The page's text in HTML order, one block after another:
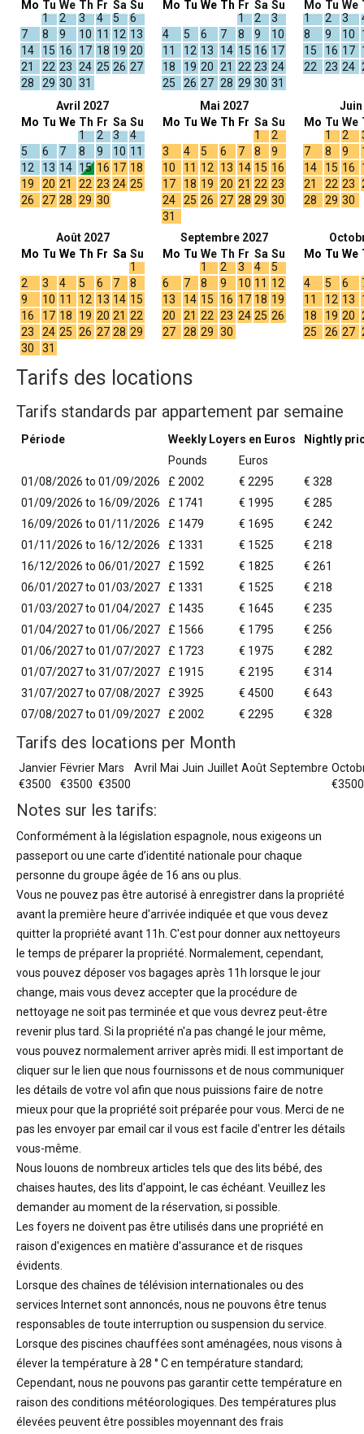
Mo Tu
1
We
2
Th
3
Fr
4
Sa
5
Su
6
7
8 9 10 11 12 13
14
15 16 17 18 19 20
21
22 23 24 25 26 27
28
29 30 31
Mo Tu We Th Fr
1
Sa
2
Su
3
4
5 6 7 8 9
10
11
12 13 14 15 16 17
18
19 20 21 22 23 24
25
26 27 28 29 30 31
Mo
1
Tu
2
We
3
8
9 10
15
16 17
22
23 24
Avril 2027
Mo Tu We Th
1
Fr
2
Sa
3
Su
4
5
6 7 8 9 10 11
12
13 14 15 16 17 18
19
20 21 22 23 24 25
26
27 28 29 30
Mai 2027
Mo Tu We Th Fr Sa
1
Su
2
3
4 5 6 7 8
9
10
11 12 13 14 15 16
17
18 19 20 21 22 23
24
25 26 27 28 29 30
31
Juin
Mo Tu
1
We
2
7
8 9
14
15 16
21
22 23
28
29 30
Août 2027
Mo Tu We Th Fr Sa Su
1
2
3 4 5 6 7
8
9
10 11 12 13 14 15
16
17 18 19 20 21 22
23
24 25 26 27 28 29
30
31
Septembre 2027
Mo Tu We
1
Th
2
Fr
3
Sa
4
Su
5
6
7 8 9 10 11 12
13
14 15 16 17 18 19
20
21 22 23 24 25 26
27
28 29 30
Mo Tu We
4 5 6
11
12 13
18
19 20
25
26 27
Tarifs des locations
Tarifs standards par appartement par semaine
Période Weekly Loyers en Euros
Nightly
Pounds
Euros
01/08/2026 to 01/09/2026
£ 2002 € 2295
€ 328
01/09/2026 to 16/09/2026
£ 1741 € 1995
€ 285
16/09/2026 to 01/11/2026
£ 1479 € 1695
€ 242
01/11/2026 to 16/12/2026
£ 1331 € 1525
€ 218
16/12/2026 to 06/01/2027
£ 1592 € 1825
€ 261
06/01/2027 to 01/03/2027
£ 1331 € 1525
€ 218
01/03/2027 to 01/04/2027
£ 1435 € 1645
€ 235
01/04/2027 to 01/06/2027
£ 1566 € 1795
€ 256
01/06/2027 to 01/07/2027
£ 1723 € 1975
€ 282
01/07/2027 to 31/07/2027
£ 1915 € 2195
€ 314
31/07/2027 to 07/08/2027
£ 3925 € 4500
€ 643
07/08/2027 to 01/09/2027
£ 2002 € 2295 € 328
Tarifs des locations per Month
Janvier Fëvrier Mars Avril Mai Juin Juillet Août Septembre
€3500
€3500 €3500 €3500
Notes sur les tarifs:
Conformément à la législation espagnole, nous exigeons un
passeport ou une carte d’identité nationale pour chaque
personne du groupe âgée de 16 ans ou plus.
Vous ne pouvez pas être autorisé à enregistrer dans la propriété
avant la première heure d'arrivée indiquée et que vous devez
quitter la propriété avant 11h. C'est pour donner aux nettoyeurs
le temps de préparer la propriété. Normalement, cependant,
vous pouvez déposer vos bagages après 11h lorsque le jour
change, mais vous devez accepter que la procédure de
nettoyage ne soit pas terminée et que vous devrez peut-être
revenir plus tard. Si la propriété n'a pas changé le jour même,
vous pouvez normalement arriver après midi. Il est important de
cliquer sur le lien que nous fournissons et de nous communiquer
les détails de votre vol afin que nous puissions faire de notre
mieux pour que la propriété soit préparée pour vous. Merci de ne
pas les envoyer par email car il vous est facile d'entrer les détails
vous-même.
Nous louons de nombreux articles tels que des lits bébé, des
chaises hautes, des lits d'appoint, le cas échéant. Veuillez les
demander au moment de la réservation, si possible.
Les foyers ne doivent pas être utilisés dans une propriété en
raison d'exigences en matière d'assurance et de risques
évidents.
Lorsque des chaînes de télévision internationales ou des
services Internet sont annoncés, nous ne pouvons être tenus
responsables de toute interruption ou suspension du service.
Lorsque des piscines chauffées sont aménagées, nous visons à
élever la température à 28 ° C en température standard;
Cependant, nous ne pouvons pas garantir cette température en
raison des conditions météorologiques. Des températures plus
élevées peuvent être possibles moyennant des frais